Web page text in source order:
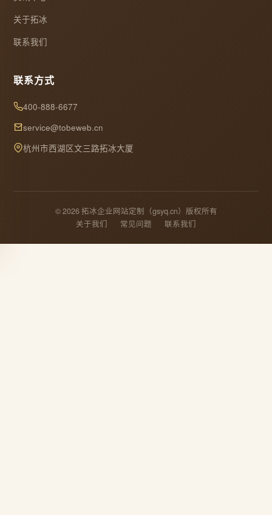
关于拓冰
联系我们
联系方式
400-888-6677
service@tobeweb.cn
杭州市西湖区文三路拓冰大厦
© 2026 拓冰企业网站定制（gsyq.cn）版权所有
关于我们
常见问题 联系我们